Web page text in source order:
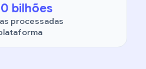
bilhões
processadas